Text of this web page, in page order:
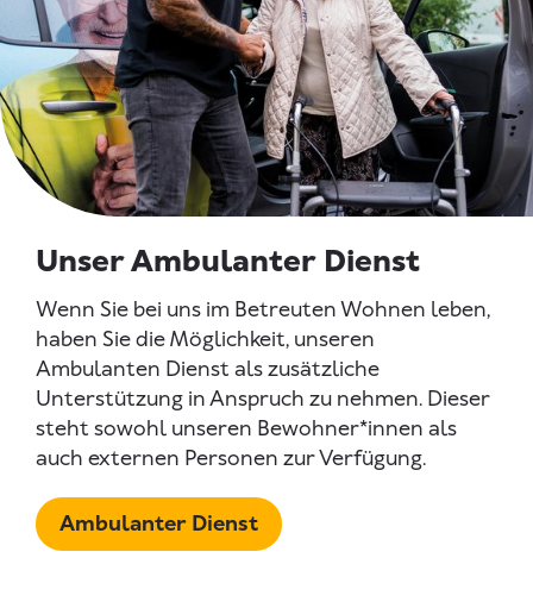
Unser Ambulanter Dienst
Wenn Sie bei uns im Betreuten Wohnen leben,
haben Sie die Möglichkeit, unseren
Ambulanten Dienst als zusätzliche
Unterstützung in Anspruch zu nehmen. Dieser
steht sowohl unseren Bewohner*innen als
auch externen Personen zur Verfügung.
Ambulanter Dienst